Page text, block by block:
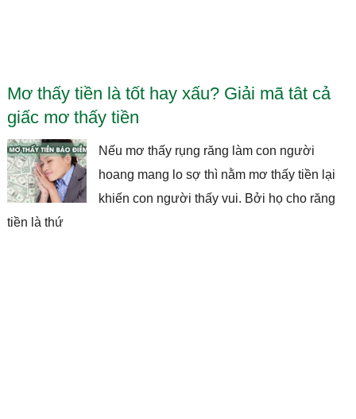
Mơ thấy tiền là tốt hay xấu? Giải mã tât cả
giấc mơ thấy tiền
Nếu mơ thấy rụng răng làm con người
hoang mang lo sợ thì nằm mơ thấy tiền lại
khiến con người thấy vui. Bởi họ cho răng
tiền là thứ